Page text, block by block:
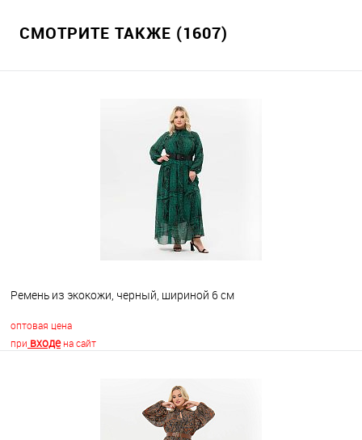
СМОТРИТЕ ТАКЖЕ (1607)
Ремень из экокожи, черный, шириной 6 см
оптовая цена
при входена сайт
В корзину